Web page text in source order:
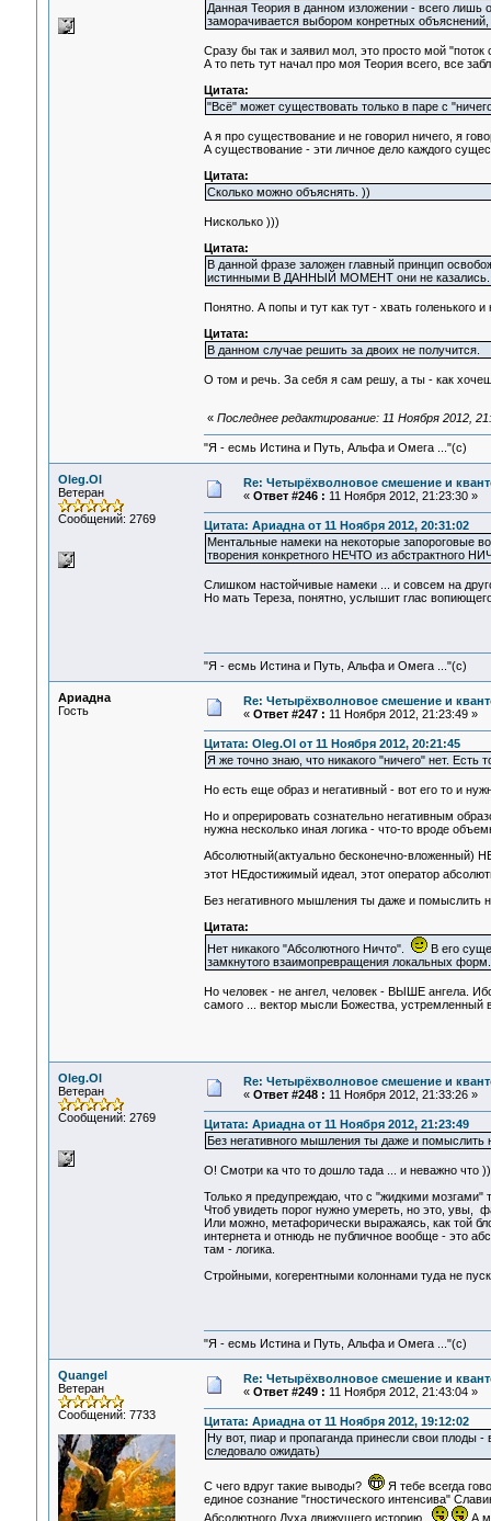
Данная Теория в данном изложении - всего лишь
заморачивается выбором конретных
Сразу бы так и заявил мол, это просто мой "поток
А то петь тут начал про моя Теория всего, все
Цитата:
"Всё" может существовать только в паре с
А я про существование и не говорил ничего, я
А существование - эти личное дело каждого
Цитата:
Сколько можно объяснять. ))
Нисколько )))
Цитата:
В данной фразе заложен главный принцип
истинными В ДАННЫЙ МОМЕНТ они не казались.
Понятно. А попы и тут как тут - хвать голенького
Цитата:
В данном случае решить за двоих не получится.
О том и речь. За себя я сам решу, а ты - как
« Последнее редактирование: 11 Ноября 2012,
"Я - есмь Истина и Путь, Альфа и Омега ..."(с)
Oleg.Ol
Ветеран
Сообщений: 2769
Re: Четырёхволновое смешение и
« Ответ #246 : 11 Ноября 2012, 21:23:30 »
Цитата: Ариадна от 11 Ноября 2012, 20:31:02
Ментальные намеки на некоторые запороговые
творения конкретного НЕЧТО из абстрактного
Слишком настойчивые намеки ... и совсем на
Но мать Тереза, понятно, услышит глас
"Я - есмь Истина и Путь, Альфа и Омега ..."(с)
Ариадна
Гость
Re: Четырёхволновое смешение и
« Ответ #247 : 11 Ноября 2012, 21:23:49 »
Цитата: Oleg.Ol от 11 Ноября 2012, 20:21:45
Я же точно знаю, что никакого "ничего" нет. Есть
Но есть еще образ и негативный - вот его то и
Но и опрерировать сознательно негативным
нужна несколько иная логика - что-то вроде
Абсолютный(актуально бесконечно-вложенный)
этот НЕдостижимый идеал, этот оператор
Без негативного мышления ты даже и
Цитата:
Нет никакого "Абсолютного Ничто".
В его
замкнутого взаимопревращения локальных форм.
Но человек - не ангел, человек - ВЫШЕ ангела.
самого ... вектор мысли Божества, устремленный
Oleg.Ol
Ветеран
Сообщений: 2769
Re: Четырёхволновое смешение и
« Ответ #248 : 11 Ноября 2012, 21:33:26 »
Цитата: Ариадна от 11 Ноября 2012, 21:23:49
Без негативного мышления ты даже и
О! Смотри ка что то дошло тада ... и неважно что
Только я предупреждаю, что с "жидкими мозгами"
Чтоб увидеть порог нужно умереть, но это, увы,
Или можно, метафорически выражаясь, как той
интернета и отнюдь не публичное вообще - это
там - логика.
Стройными, когерентными колоннами туда не
"Я - есмь Истина и Путь, Альфа и Омега ..."(с)
Quangel
Ветеран
Сообщений: 7733
Re: Четырёхволновое смешение и
« Ответ #249 : 11 Ноября 2012, 21:43:04 »
Цитата: Ариадна от 11 Ноября 2012, 19:12:02
Ну вот, пиар и пропаганда принесли свои плоды
следовало ожидать)
C чего вдруг такие выводы?
Я тебе всегда
единое сознание "гностического интенсива"
Абсолютного Духа,движущего историю.
А